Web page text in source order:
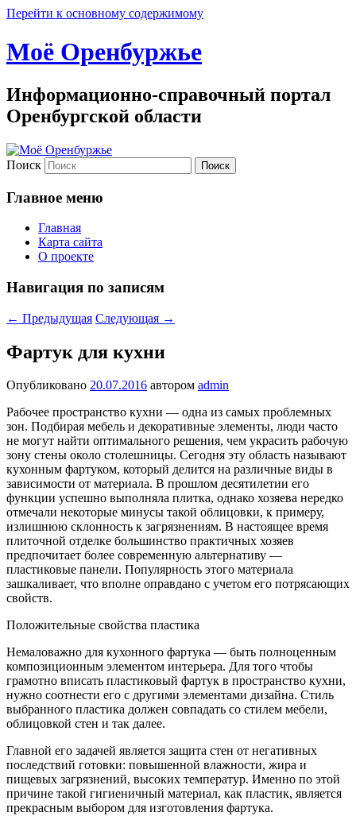
Перейти к основному содержимому
Моё Оренбуржье
Информационно-справочный портал
Оренбургской области
Поиск
Главное меню
Главная
Карта сайта
О проекте
Навигация по записям
← Предыдущая Следующая →
Фартук для кухни
Опубликовано 20.07.2016 автором admin
Рабочее пространство кухни — одна из самых проблемных
зон. Подбирая мебель и декоративные элементы, люди часто
не могут найти оптимального решения, чем украсить рабочую
зону стены около столешницы. Сегодня эту область называют
кухонным фартуком, который делится на различные виды в
зависимости от материала. В прошлом десятилетии его
функции успешно выполняла плитка, однако хозяева нередко
отмечали некоторые минусы такой облицовки, к примеру,
излишнюю склонность к загрязнениям. В настоящее время
плиточной отделке большинство практичных хозяев
предпочитает более современную альтернативу —
пластиковые панели. Популярность этого материала
зашкаливает, что вполне оправдано с учетом его потрясающих
свойств.
Положительные свойства пластика
Немаловажно для кухонного фартука — быть полноценным
композиционным элементом интерьера. Для того чтобы
грамотно вписать пластиковый фартук в пространство кухни,
нужно соотнести его с другими элементами дизайна. Стиль
выбранного пластика должен совпадать со стилем мебели,
облицовкой стен и так далее.
Главной его задачей является защита стен от негативных
последствий готовки: повышенной влажности, жира и
пищевых загрязнений, высоких температур. Именно по этой
причине такой гигиеничный материал, как пластик, является
прекрасным выбором для изготовления фартука.